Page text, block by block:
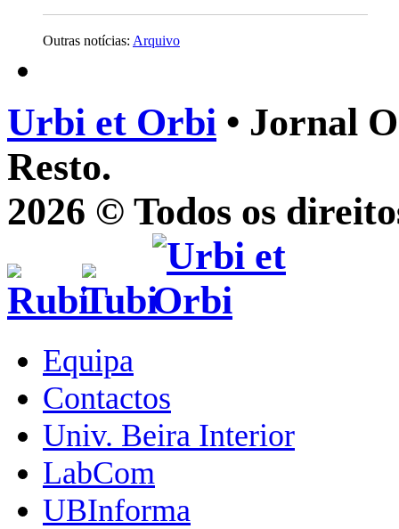
Outras notícias: Arquivo
Urbi et Orbi • Jornal
Resto.
2026 © Todos os
Equipa
Contactos
Univ. Beira Interior
LabCom
UBInforma